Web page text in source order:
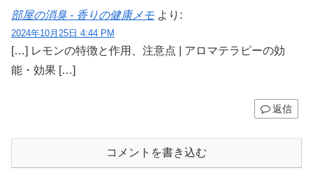
部屋の消臭 - 香りの健康メモ より:
2024年10月25日 4:44 PM
[…] レモンの特徴と作用、注意点 | アロマテラピーの効
能・効果 […]
返信
コメントを書き込む